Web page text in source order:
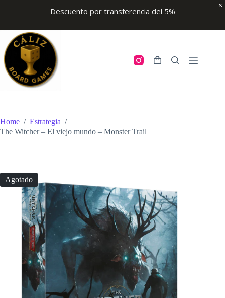
Descuento por transferencia del 5%
content
Shopping
Home / Estrategia /
The Witcher – El viejo mundo – Monster Trail
Agotado